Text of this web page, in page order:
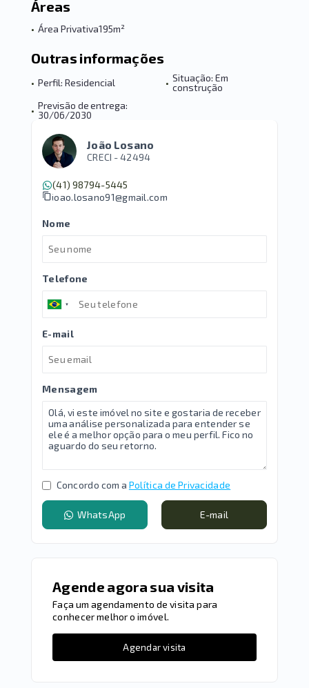
Áreas
• Área Privativa195m²
Outras informações
• Perfil: Residencial • Situação: Em
construção
• Previsão de entrega:
30/06/2030
João Losano
CRECI -42494
(41) 98794-5445
joao.losano91@gmail.com
Nome
Telefone
E-mail
Mensagem
Concordo com a Política de Privacidade
WhatsApp E-mail
Agende agora sua visita
Faça um agendamento de visita para
conhecer melhor o imóvel.
Agendar visita